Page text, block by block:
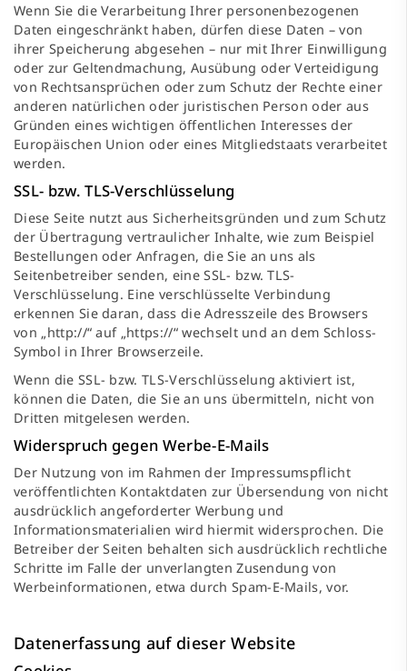
Wenn Sie die Verarbeitung Ihrer personenbezogenen
Daten eingeschränkt haben, dürfen diese Daten – von
ihrer Speicherung abgesehen – nur mit Ihrer Einwilligung
oder zur Geltendmachung, Ausübung oder Verteidigung
von Rechtsansprüchen oder zum Schutz der Rechte einer
anderen natürlichen oder juristischen Person oder aus
Gründen eines wichtigen öffentlichen Interesses der
Europäischen Union oder eines Mitgliedstaats verarbeitet
werden.
SSL- bzw. TLS-Verschlüsselung
Diese Seite nutzt aus Sicherheitsgründen und zum Schutz
der Übertragung vertraulicher Inhalte, wie zum Beispiel
Bestellungen oder Anfragen, die Sie an uns als
Seitenbetreiber senden, eine SSL- bzw. TLS-
Verschlüsselung. Eine verschlüsselte Verbindung
erkennen Sie daran, dass die Adresszeile des Browsers
von „http://“ auf „https://“ wechselt und an dem Schloss-
Symbol in Ihrer Browserzeile.
Wenn die SSL- bzw. TLS-Verschlüsselung aktiviert ist,
können die Daten, die Sie an uns übermitteln, nicht von
Dritten mitgelesen werden.
Widerspruch gegen Werbe-E-Mails
Der Nutzung von im Rahmen der Impressumspflicht
veröffentlichten Kontaktdaten zur Übersendung von nicht
ausdrücklich angeforderter Werbung und
Informationsmaterialien wird hiermit widersprochen. Die
Betreiber der Seiten behalten sich ausdrücklich rechtliche
Schritte im Falle der unverlangten Zusendung von
Werbeinformationen, etwa durch Spam-E-Mails, vor.
Datenerfassung auf dieser Website